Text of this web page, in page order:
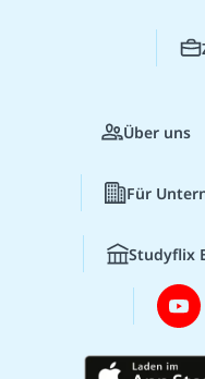
Über uns
Für
Studyflix